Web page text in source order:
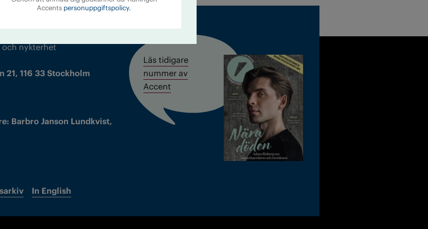
och nykterhet
21, 116 33 Stockholm
Barbro Janson Lundkvist,
In English
Läs tidigare
nummer av
Accent
Accents personuppgiftspolicy.